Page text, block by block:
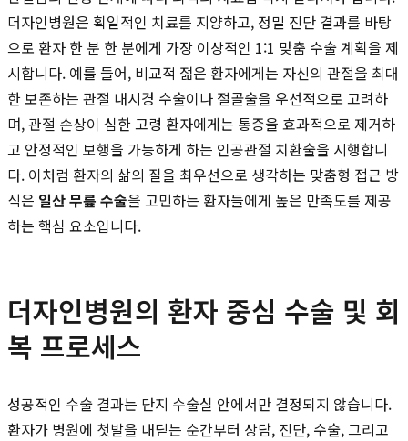
더자인병원은 획일적인 치료를 지양하고, 정밀 진단 결과를 바탕
으로 환자 한 분 한 분에게 가장 이상적인 1:1 맞춤 수술 계획을 제
시합니다. 예를 들어, 비교적 젊은 환자에게는 자신의 관절을 최대
한 보존하는 관절 내시경 수술이나 절골술을 우선적으로 고려하
며, 관절 손상이 심한 고령 환자에게는 통증을 효과적으로 제거하
고 안정적인 보행을 가능하게 하는 인공관절 치환술을 시행합니
다. 이처럼 환자의 삶의 질을 최우선으로 생각하는 맞춤형 접근 방
식은 일산 무릎 수술을 고민하는 환자들에게 높은 만족도를 제공
하는 핵심 요소입니다.
더자인병원의 환자 중심 수술 및 회
복 프로세스
성공적인 수술 결과는 단지 수술실 안에서만 결정되지 않습니다.
환자가 병원에 첫발을 내딛는 순간부터 상담, 진단, 수술, 그리고